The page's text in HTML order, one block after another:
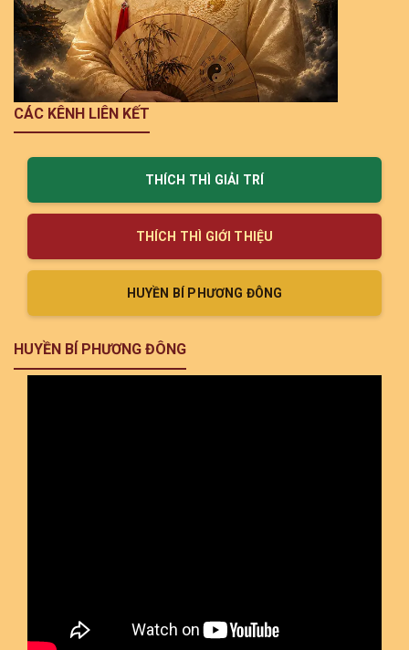
CÁC KÊNH LIÊN KẾT
THÍCH THÌ GIẢI TRÍ
THÍCH THÌ GIỚI THIỆU
HUYỀN BÍ PHƯƠNG ĐÔNG
HUYỀN BÍ PHƯƠNG ĐÔNG